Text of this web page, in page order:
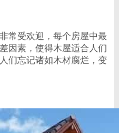
常受欢迎，每个房屋中最
因素，使得木屋适合人们
们忘记诸如木材腐烂，变